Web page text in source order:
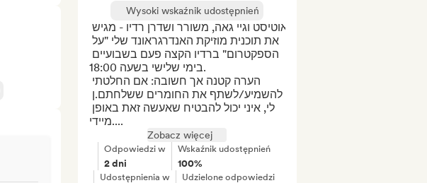
Wysoki wskaźnik udostępnień
בימי שלישי בשעה 18:00.
מיידי....
Zobacz więcej
Odpowiedzi w
2 dni
Wskaźnik udostępnień
100%
Udostępnienia w Udzielone odpowiedzi